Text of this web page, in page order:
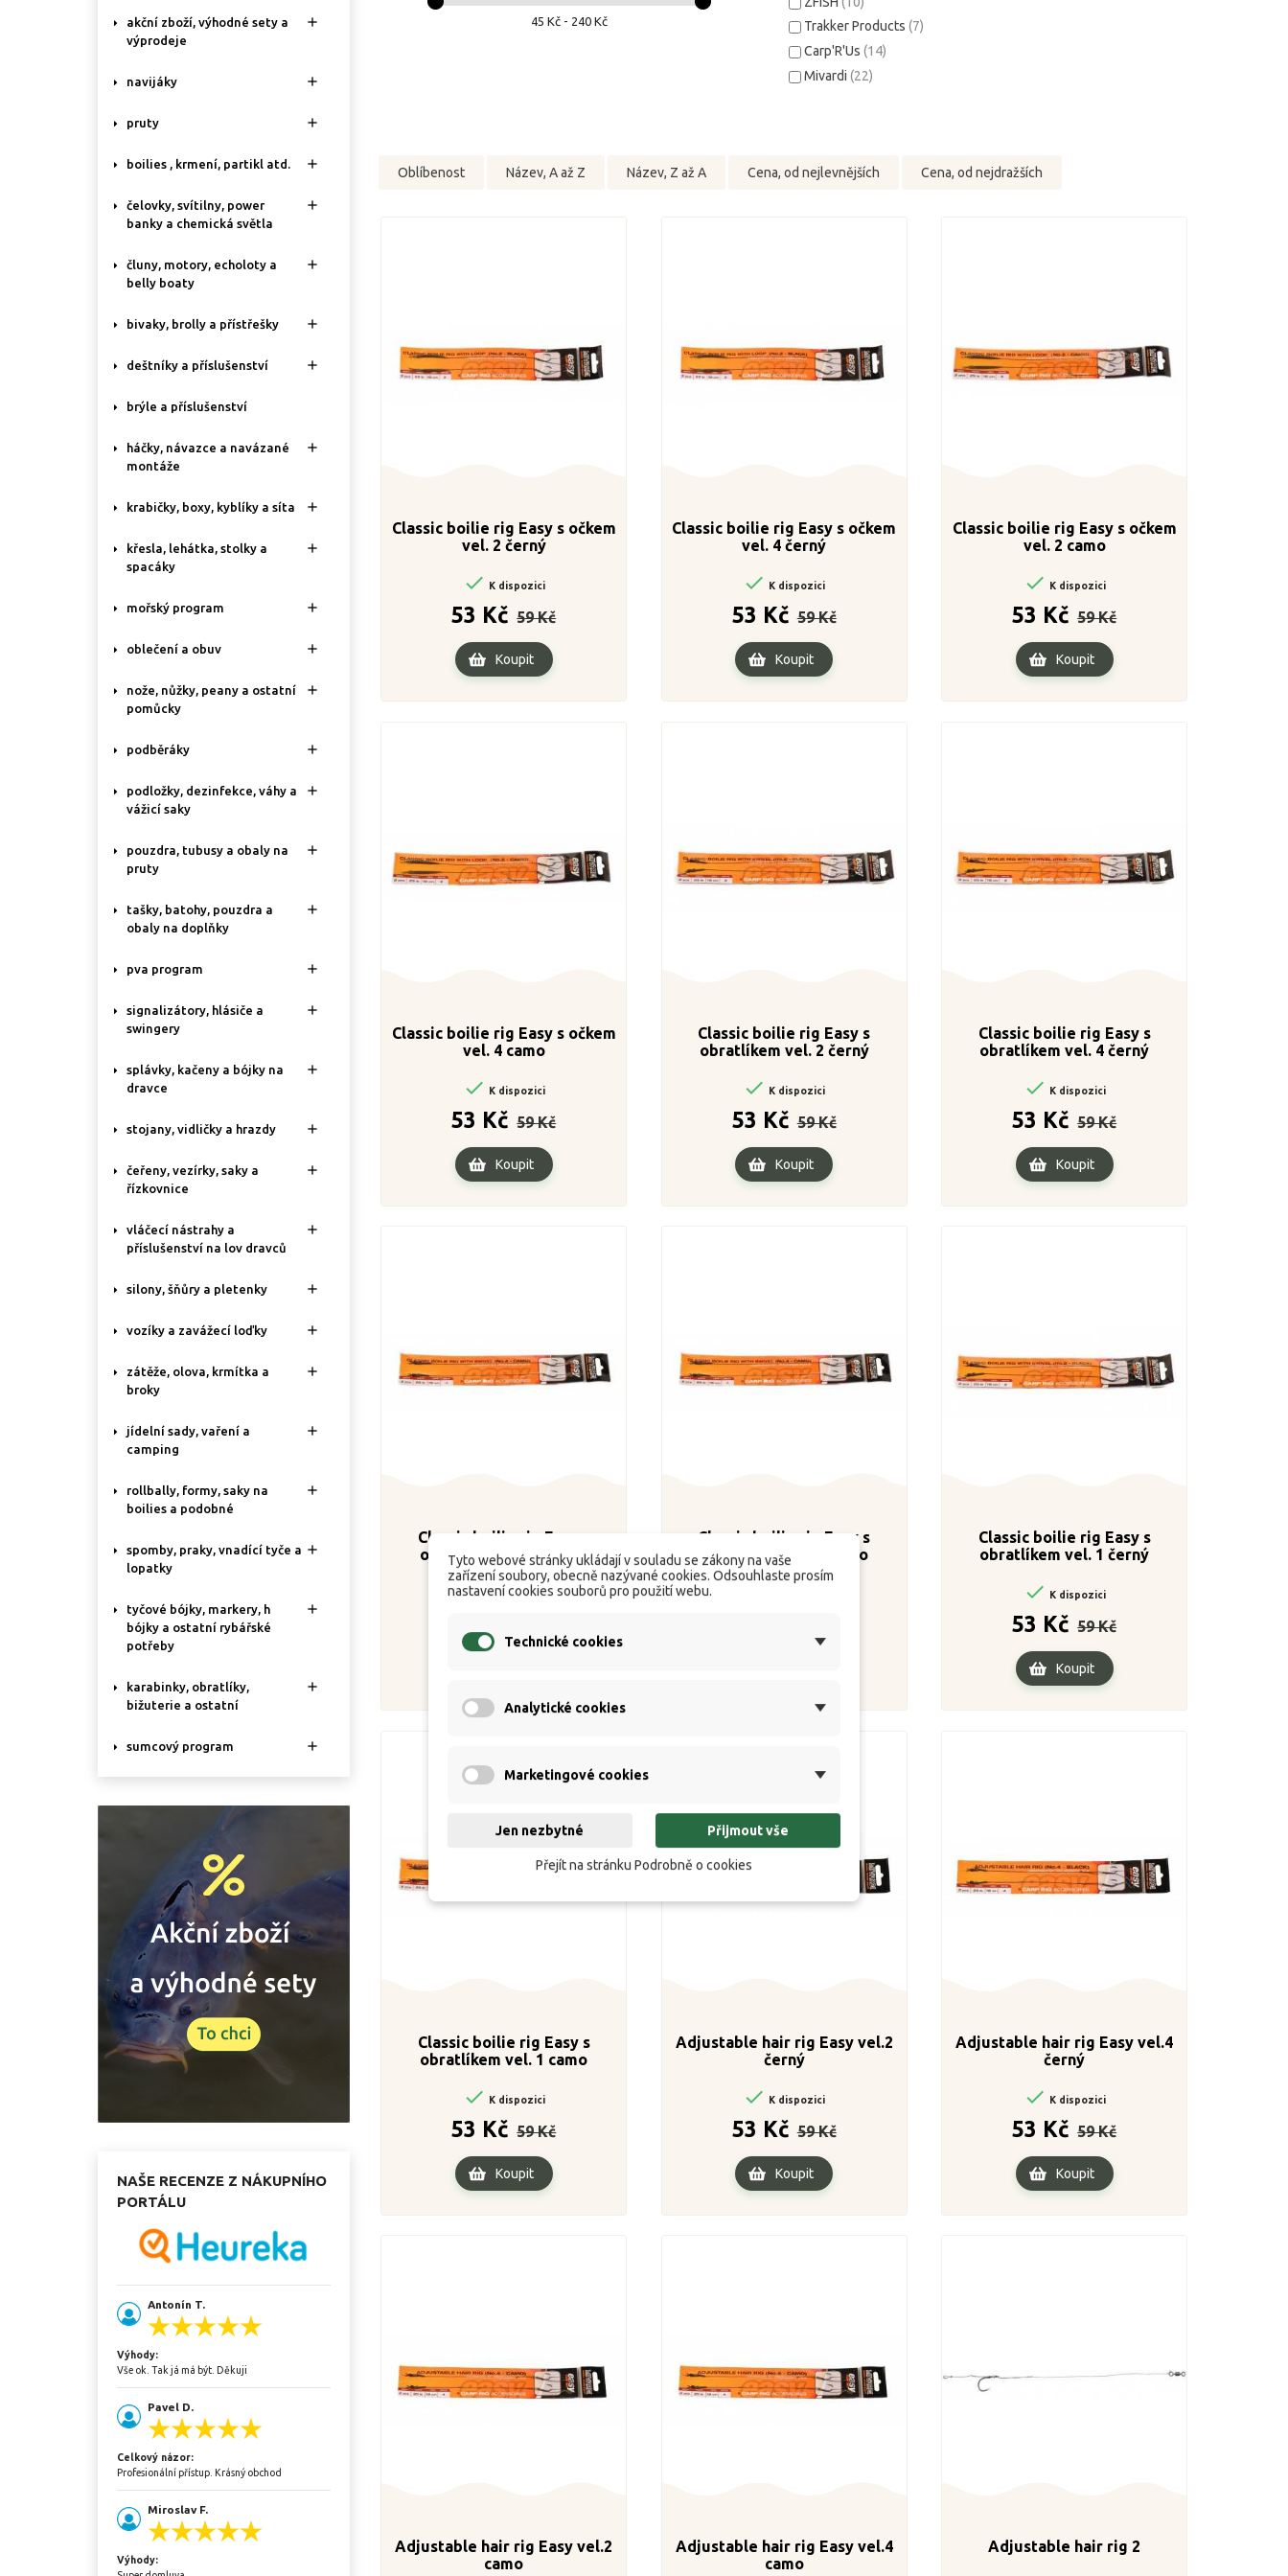
akční zboží, výhodné sety a
výprodeje

navijáky 
pruty 
boilies , krmení, partikl atd. 
čelovky, svítilny, power
banky a chemická světla

čluny, motory, echoloty a
belly boaty

bivaky, brolly a přístřešky 
deštníky a příslušenství 
brýle a příslušenství
háčky, návazce a navázané
montáže

krabičky, boxy, kyblíky a síta 
křesla, lehátka, stolky a
spacáky

mořský program 
oblečení a obuv 
nože, nůžky, peany a ostatní
pomůcky

podběráky 
podložky, dezinfekce, váhy a
vážicí saky

pouzdra, tubusy a obaly na
pruty

tašky, batohy, pouzdra a
obaly na doplňky

pva program 
signalizátory, hlásiče a
swingery

splávky, kačeny a bójky na
dravce

stojany, vidličky a hrazdy 
čeřeny, vezírky, saky a
řízkovnice

vláčecí nástrahy a
příslušenství na lov dravců

silony, šňůry a pletenky 
vozíky a zavážecí loďky 
zátěže, olova, krmítka a
broky

jídelní sady, vaření a
camping

rollbally, formy, saky na
boilies a podobné

spomby, praky, vnadící tyče a
lopatky

tyčové bójky, markery, h
bójky a ostatní rybářské
potřeby

karabinky, obratlíky,
bižuterie a ostatní

sumcový program 
NAŠE RECENZE Z NÁKUPNÍHO
PORTÁLU
Antonín T.
Výhody:
Vše ok. Tak já má být. Děkuji
Pavel D.
Celkový názor:
Profesionální přístup. Krásný obchod
Miroslav F.
Výhody:
45 Kč - 240 Kč
Trakker Products(7)
Carp'R'Us(14)
Mivardi(22)
Oblíbenost Název, A až Z Název, Z až A Cena, od nejlevnějších Cena, od nejdražších
Classic boilie rig Easy s očkem
vel. 2 černý
 K dispozici
53 Kč
cena
59 Kč
Koupit
Classic boilie rig Easy s očkem
vel. 4 černý
 K dispozici
53 Kč cena
59 Kč
Cena
Koupit
Classic boilie rig Easy s očkem
vel. 2 camo
 K dispozici
53 Kč
cena
59 Kč
Koupit
Classic boilie rig Easy s očkem
vel. 4 camo
 K dispozici
53 Kč
cena
59 Kč
Koupit
Classic boilie rig Easy s
obratlíkem vel. 2 černý
 K dispozici
53 Kč cena
59 Kč
Cena
Koupit
Classic boilie rig Easy s
obratlíkem vel. 4 černý
 K dispozici
53 Kč
cena
59 Kč
Koupit
Classic boilie rig Easy s
obratlíkem vel. 2 camo
K dispozici
Classic boilie rig Easy s
obratlíkem vel. 4 camo
Classic boilie rig Easy s
obratlíkem vel. 1 černý
 K dispozici
53 Kč
cena
59 Kč
Koupit
Classic boilie rig Easy s
obratlíkem vel. 1 camo
 K dispozici
53 Kč
cena
59 Kč
Koupit
Adjustable hair rig Easy vel.2
černý
 K dispozici
53 Kč cena
59 Kč
Cena
Koupit
Adjustable hair rig Easy vel.4
černý
 K dispozici
53 Kč
cena
59 Kč
Koupit
Adjustable hair rig Easy vel.2
camo
Adjustable hair rig Easy vel.4
camo
Adjustable hair rig 2
Tyto webové stránky ukládají v souladu se zákony na vaše
zařízení soubory, obecně nazývané cookies. Odsouhlaste prosím
nastavení cookies souborů pro použití webu.
Technické cookies
Analytické cookies
Marketingové cookies
Jen nezbytné Přijmout vše
Přejít na stránku Podrobně o cookies